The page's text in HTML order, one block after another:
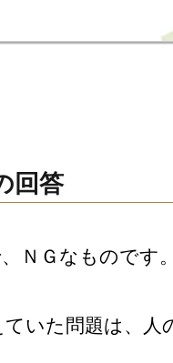
回答
ＮＧなものです
いた問題は、人